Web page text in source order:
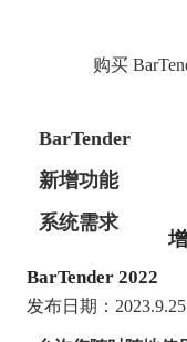
购买
BarTender
新增功能
系统需求
BarTender 2022
发布日期：2023.9.25